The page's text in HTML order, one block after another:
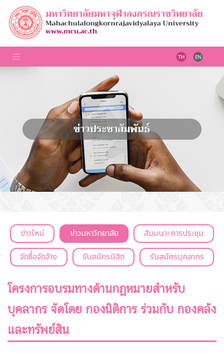
ข่าวประชาสัมพันธ์
ข่าวใหม่ ข่าวมหาวิทยาลัย
สัมมนา/การประชุม
จัดซื้อจัดจ้าง
รับสมัครนิสิต รับสมัครบุคลากร
โครงการอบรมทางด้านกฎหมายสำหรับ
บุคลากร จัดโดย กองนิติการ ร่วมกับ กองคลัง
และทรัพย์สิน